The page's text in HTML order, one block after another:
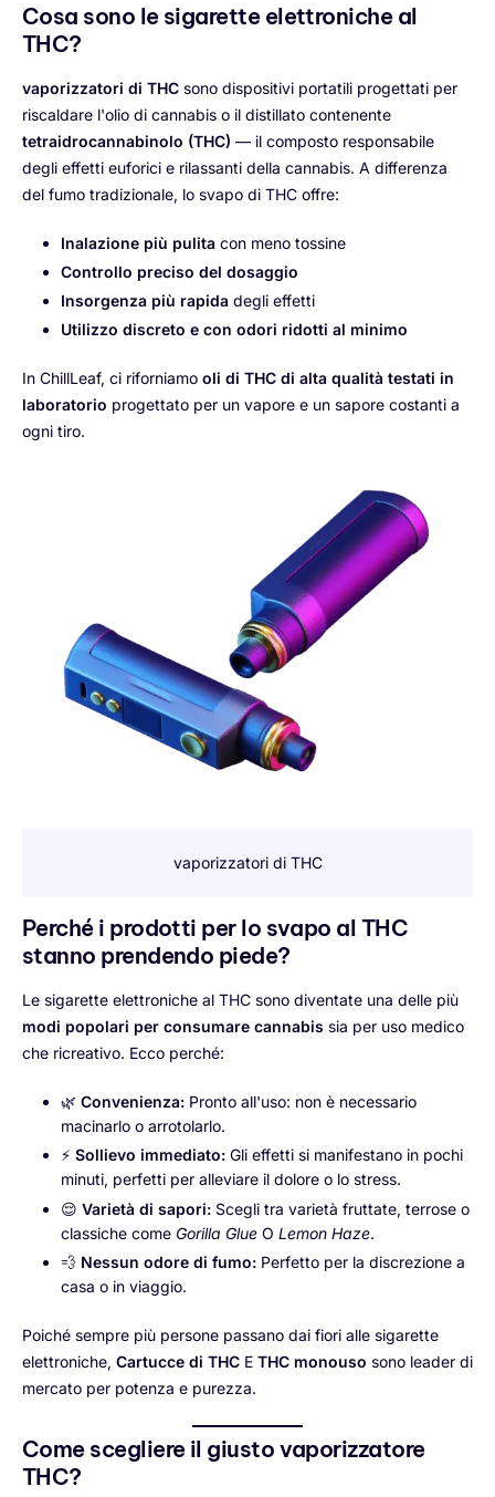
Cosa sono le sigarette elettroniche al
THC?
vaporizzatori di THC sono dispositivi portatili progettati per
riscaldare l'olio di cannabis o il distillato contenente
tetraidrocannabinolo (THC) — il composto responsabile
degli effetti euforici e rilassanti della cannabis. A differenza
del fumo tradizionale, lo svapo di THC offre:
Inalazione più pulita con meno tossine
Controllo preciso del dosaggio
Insorgenza più rapida degli effetti
Utilizzo discreto e con odori ridotti al minimo
In ChillLeaf, ci riforniamo oli di THC di alta qualità testati in
laboratorio progettato per un vapore e un sapore costanti a
ogni tiro.
vaporizzatori di THC
Perché i prodotti per lo svapo al THC
stanno prendendo piede?
Le sigarette elettroniche al THC sono diventate una delle più
modi popolari per consumare cannabis sia per uso medico
che ricreativo. Ecco perché:
🌿 Convenienza: Pronto all'uso: non è necessario
macinarlo o arrotolarlo.
⚡ Sollievo immediato: Gli effetti si manifestano in pochi
minuti, perfetti per alleviare il dolore o lo stress.
😌 Varietà di sapori: Scegli tra varietà fruttate, terrose o
classiche come Gorilla Glue O Lemon Haze.
💨 Nessun odore di fumo: Perfetto per la discrezione a
casa o in viaggio.
Poiché sempre più persone passano dai fiori alle sigarette
elettroniche, Cartucce di THC E THC monouso sono leader di
mercato per potenza e purezza.
Come scegliere il giusto vaporizzatore
THC?